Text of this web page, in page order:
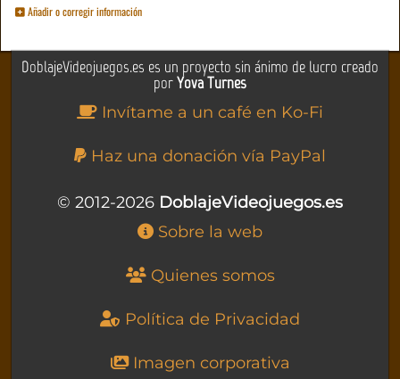
Añadir o corregir información
DoblajeVideojuegos.es es un proyecto sin ánimo de lucro creado
porYova Turnes
Invítame a un café en Ko-Fi
Haz una donación vía PayPal
© 2012-2026 DoblajeVideojuegos.es
Sobre la web
Quienes somos
Política de Privacidad
Imagen corporativa